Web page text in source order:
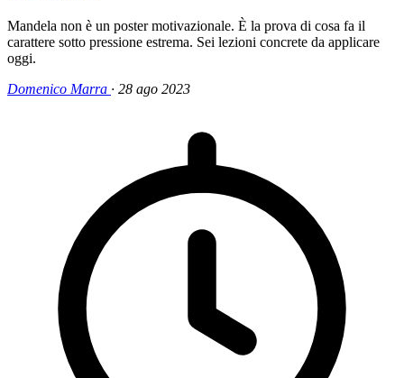
Mandela non è un poster motivazionale. È la prova di cosa fa il
carattere sotto pressione estrema. Sei lezioni concrete da applicare
oggi.
Domenico Marra · 28 ago 2023